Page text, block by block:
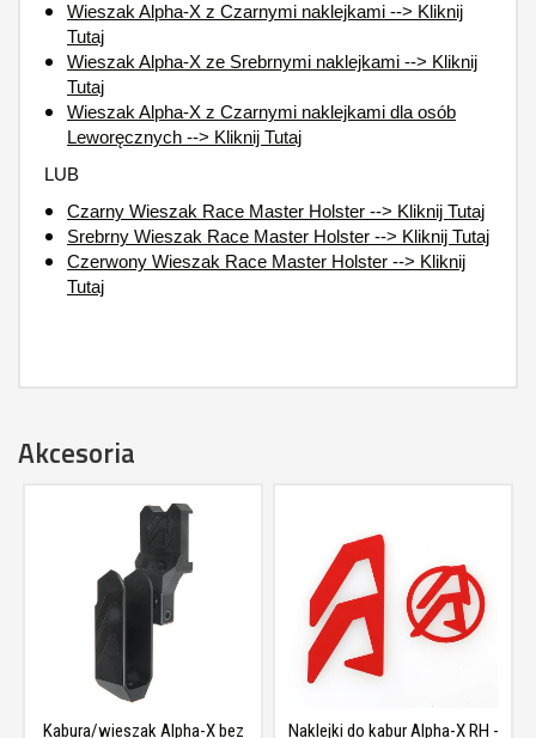
Wieszak Alpha-X z Czarnymi naklejkami --> Kliknij
Tutaj
Wieszak Alpha-X ze Srebrnymi naklejkami --> Kliknij
Tutaj
Wieszak Alpha-X z Czarnymi naklejkami dla osób
Leworęcznych --> Kliknij Tutaj
LUB
Czarny Wieszak Race Master Holster --> Kliknij Tutaj
Srebrny Wieszak Race Master Holster --> Kliknij Tutaj
Czerwony Wieszak Race Master Holster --> Kliknij
Tutaj
Akcesoria
Kabura/wieszak Alpha-X bez
Naklejki do kabur Alpha-X RH -